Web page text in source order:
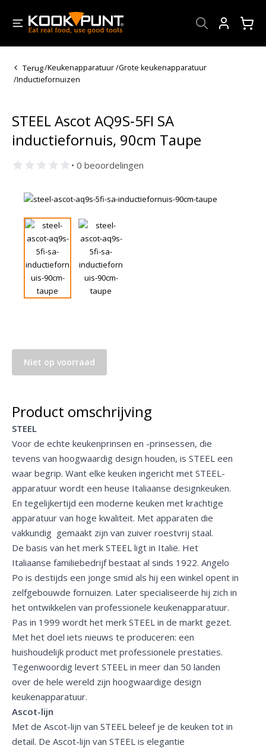
Terug/Keukenapparatuur/Grote keukenapparatuur
/Inductiefornuizen
STEEL Ascot AQ9S-5FI SA
inductiefornuis, 90cm Taupe
• 0 beoordelingen
Niet op voorraad
Product omschrijving
STEEL
Voor de echte keukenprinsen en -prinsessen, die
tevens van hoogwaardig design houden, is STEEL een
waar begrip. Want elke keuken ingericht met STEEL-
apparatuur wordt een heuse Italiaanse designkeuken.
En tegelijkertijd een moderne keuken met krachtige
apparatuur van hoge kwaliteit. Met apparaten die
vakkundig gemaakt zijn van zuiver roestvrij staal.
De basis van het merk STEEL ligt in Italië. Het
Italiaanse familiebedrijf bestaat al sinds 1922. Angelo
Po is destijds een jonge smid als hij een winkel opent in
zelfgebouwde fornuizen. Later specialiseerde hij zich in
het ontwikkelen van professionele keukenapparatuur.
Pas in 1999 wordt het merk STEEL in de markt gezet.
Met het doel iets nieuws te produceren: een
huishoudelijk product met professionele prestaties.
Tegenwoordig levert STEEL in meer dan 50 landen
over de hele wereld zijn hoogwaardige design
keukenapparatuur.
Ascot-lijn
Met de Ascot-lijn van STEEL beleef je de keuken tot in
detail. De Ascot-lijn van STEEL is elegantie